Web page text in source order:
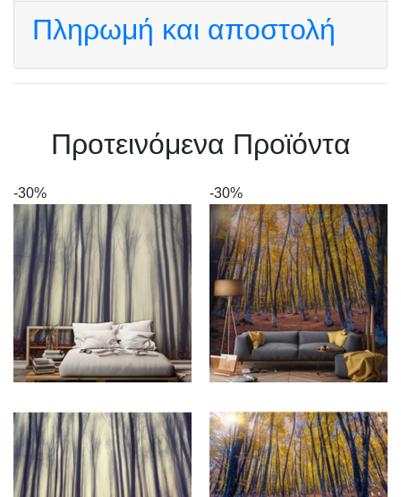
Πληρωμή και αποστολή
Πρoτεινόμενα Προϊόντα
-30% -30%